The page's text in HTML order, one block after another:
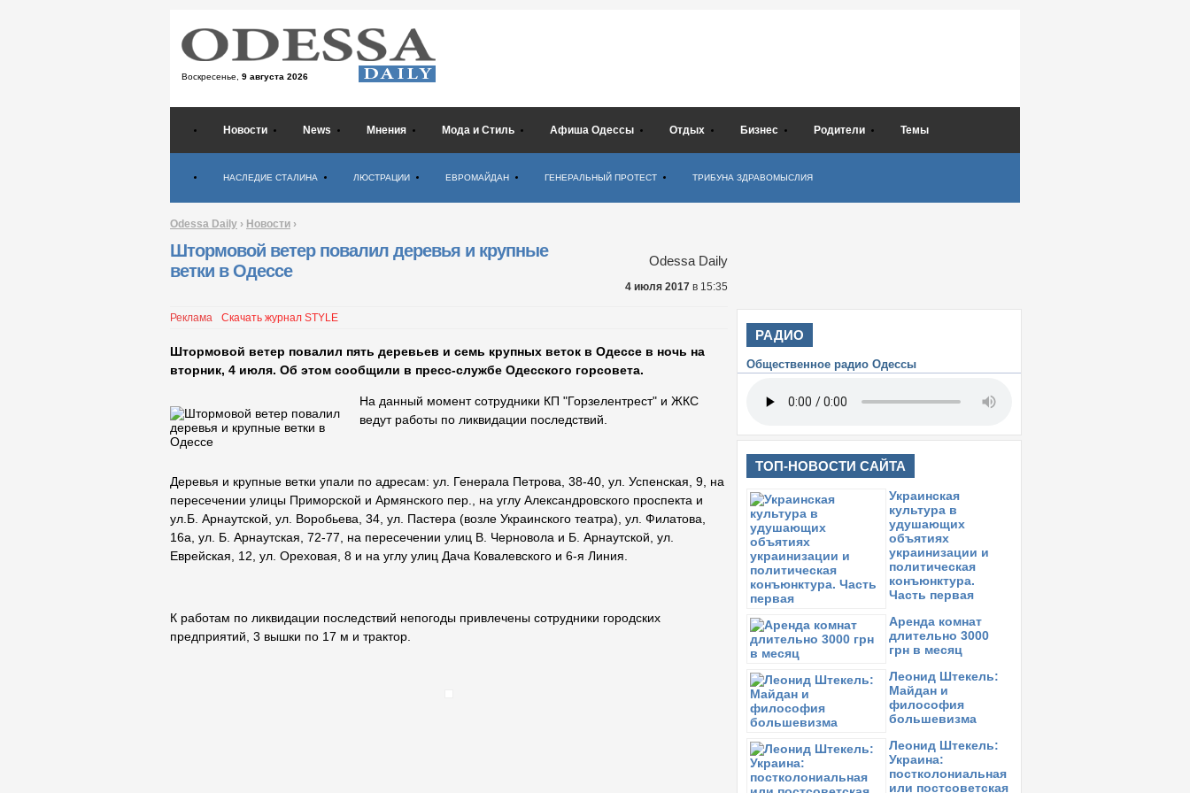
Воскресенье, 9 августа 2026
Новости News Мнения Мода и Стиль Афиша Одессы Отдых Бизнес Родители Темы
НАСЛЕДИЕ СТАЛИНА ЛЮСТРАЦИИ ЕВРОМАЙДАН ГЕНЕРАЛЬНЫЙ ПРОТЕСТ ТРИБУНА ЗДРАВОМЫСЛИЯ
Odessa Daily › Новости ›
Штормовой ветер повалил деревья и крупные
ветки в Одессе
Odessa Daily
4 июля 2017 в 15:35
Реклама Скачать журнал STYLE
Штормовой ветер повалил пять деревьев и семь крупных веток в Одессе в ночь на
вторник, 4 июля. Об этом сообщили в пресс-службе Одесского горсовета.
На данный момент сотрудники КП "Горзелентрест" и ЖКС
ведут работы по ликвидации последствий.
Деревья и крупные ветки упали по адресам: ул. Генерала Петрова, 38-40, ул. Успенская, 9, на
пересечении улицы Приморской и Армянского пер., на углу Александровского проспекта и
ул.Б. Арнаутской, ул. Воробьева, 34, ул. Пастера (возле Украинского театра), ул. Филатова,
16а, ул. Б. Арнаутская, 72-77, на пересечении улиц В. Черновола и Б. Арнаутской, ул.
Еврейская, 12, ул. Ореховая, 8 и на углу улиц Дача Ковалевского и 6-я Линия.
К работам по ликвидации последствий непогоды привлечены сотрудники городских
предприятий, 3 вышки по 17 м и трактор.
РАДИО
Общественное радио Одессы
ТОП-НОВОСТИ САЙТА
Украинская
культура в
удушающих
объятиях
украинизации и
политическая
конъюнктура.
Часть первая
Аренда комнат
длительно 3000
грн в месяц
Леонид Штекель:
Майдан и
философия
большевизма
Леонид Штекель:
Украина:
постколониальная
или постсоветская